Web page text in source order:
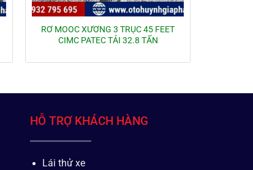
RƠ MOOC XƯƠNG 3 TRỤC 45 FEET
CIMC PATEC TẢI 32.8 TẤN
HỖ TRỢ KHÁCH HÀNG
Lái thử xe